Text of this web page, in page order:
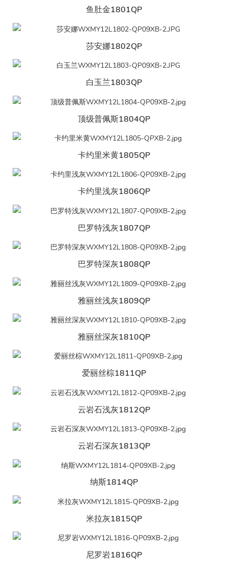
鱼肚金1801QP
莎安娜1802QP
白玉兰1803QP
顶级普佩斯1804QP
卡约里米黄1805QP
卡约里浅灰1806QP
巴罗特浅灰1807QP
巴罗特深灰1808QP
雅丽丝浅灰1809QP
雅丽丝深灰1810QP
爱丽丝棕1811QP
云岩石浅灰1812QP
云岩石深灰1813QP
纳斯1814QP
米拉灰1815QP
尼罗岩1816QP